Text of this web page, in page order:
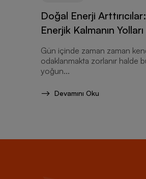
Doğal Enerji
Enerjik Kalmanın Yolları
Gün içinde zaman zaman
odaklanmakta zorlanır halde
yoğun...
Devamını Oku